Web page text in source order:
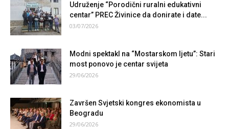
Udruženje “Porodični ruralni edukativni
centar” PREC Živinice da donirate i date...
03/07/2026
Modni spektakl na “Mostarskom ljetu”: Stari
most ponovo je centar svijeta
29/06/2026
Završen Svjetski kongres ekonomista u
Beogradu
29/06/2026